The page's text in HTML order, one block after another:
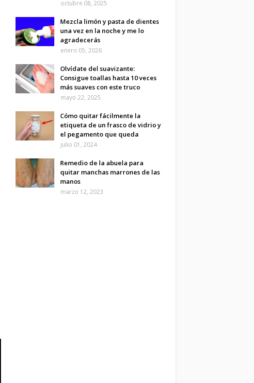
octubre 08, 2025
Mezcla limón y pasta de dientes
una vez en la noche y me lo
agradecerás
enero 05, 2026
Olvídate del suavizante:
Consigue toallas hasta 10 veces
más suaves con este truco
mayo 22, 2025
Cómo quitar fácilmente la
etiqueta de un frasco de vidrio y
el pegamento que queda
julio 01, 2024
Remedio de la abuela para
quitar manchas marrones de las
manos
marzo 12, 2023